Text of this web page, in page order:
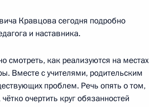
«Культура»
Кравцова сегодня подробно
и наставника.
как реализуются на местах
Вместе с учителями, родительским
проблем. Речь опять о том,
очертить круг обязанностей